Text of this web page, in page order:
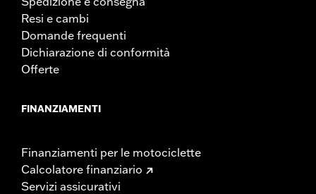
Resi e cambi
Domande frequenti
Dichiarazione di conformità
Offerte
FINANZIAMENTI
Finanziamenti per le motociclette
Calcolatore finanziario
Servizi assicurativi